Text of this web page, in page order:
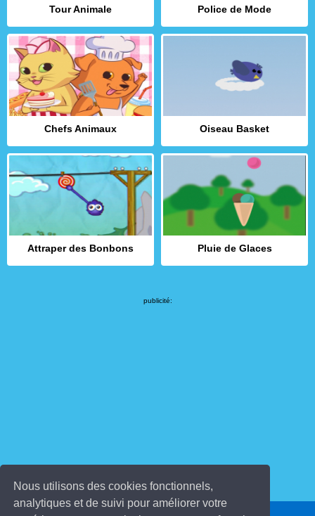
Nous utilisons des cookies fonctionnels,
analytiques et de suivi pour améliorer votre
Tour Animale Police de Mode
Chefs Animaux Oiseau Basket
Attraper des Bonbons Pluie de Glaces
publicité: